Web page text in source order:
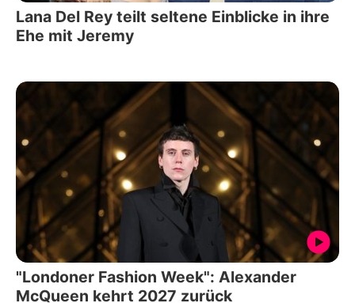
Lana Del Rey teilt seltene Einblicke in ihre
Ehe mit Jeremy
"Londoner Fashion Week": Alexander
McQueen kehrt 2027 zurück